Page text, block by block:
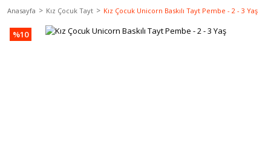
Anasayfa Kız Çocuk Tayt Kız Çocuk Unicorn Baskılı Tayt Pembe - 2 - 3 Yaş
%10